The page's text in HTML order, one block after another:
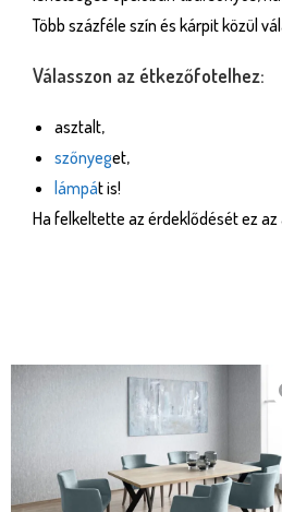
Több százféle szín és kárpit közül
Válasszon az étkezőfotelhez:
asztalt,
szőnyeget,
lámpát is!
Ha felkeltette az érdeklődését ez